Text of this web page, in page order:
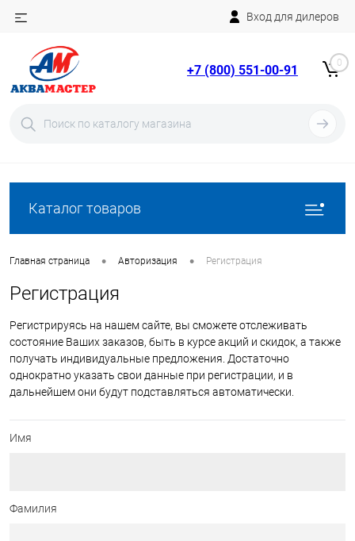
Вход для дилеров
+7 (800) 551-00-91 0
Каталог товаров
Главная страница • Авторизация • Регистрация
Регистрация
Регистрируясь на нашем сайте, вы сможете отслеживать
состояние Ваших заказов, быть в курсе акций и скидок, а также
получать индивидуальные предложения. Достаточно
однократно указать свои данные при регистрации, и в
дальнейшем они будут подставляться автоматически.
Имя
Фамилия